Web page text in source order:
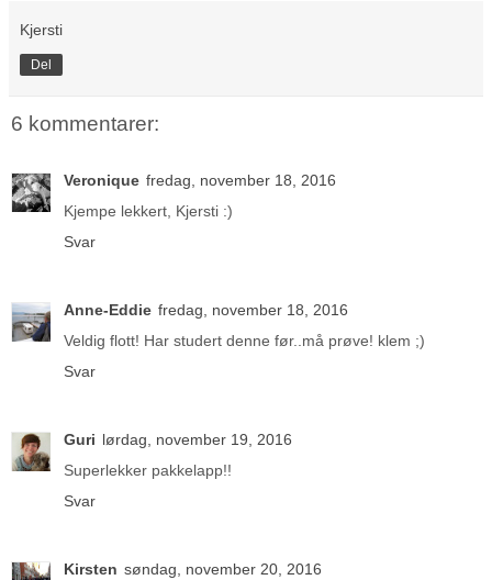
Kjersti
Del
6 kommentarer:
Veronique fredag, november 18, 2016
Kjempe lekkert, Kjersti :)
Svar
Anne-Eddie fredag, november 18, 2016
Veldig flott! Har studert denne før..må prøve! klem ;)
Svar
Guri lørdag, november 19, 2016
Superlekker pakkelapp!!
Svar
Kirsten søndag, november 20, 2016